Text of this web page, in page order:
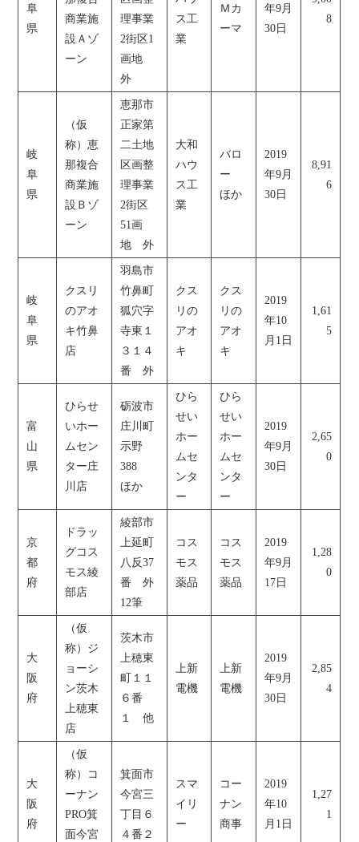
阜
県
商業施
設Ａゾ
ーン
理事業
2街区1
画地
外
ス工
業
Ｍカ
ーマ
年9月
30日
8
岐
阜
県
（仮
称）恵
那複合
商業施
設Ｂゾ
ーン
恵那市
正家第
二土地
区画整
理事業
2街区
51画
地 外
大和
ハウ
ス工
業
バロ
ー
ほか
2019
年9月
30日
8,91
6
岐
阜
県
クスリ
のアオ
キ竹鼻
店
羽島市
竹鼻町
狐穴字
寺東１
３１４
番 外
クス
リの
アオ
キ
クス
リの
アオ
キ
2019
年10
月1日
1,61
5
富
山
県
ひらせ
いホー
ムセン
ター庄
川店
砺波市
庄川町
示野
388
ほか
ひら
せい
ホー
ムセ
ンタ
ー
ひら
せい
ホー
ムセ
ンタ
ー
2019
年9月
30日
2,65
0
京
都
府
ドラッ
グコス
モス綾
部店
綾部市
上延町
八反37
番 外
12筆
コス
モス
薬品
コス
モス
薬品
2019
年9月
17日
1,28
0
大
阪
府
（仮
称）ジ
ョーシ
ン茨木
上穂東
店
茨木市
上穂東
町１１
６番
１ 他
上新
電機
上新
電機
2019
年9月
30日
2,85
4
大
阪
府
（仮
称）コ
ーナン
PRO箕
面今宮
箕面市
今宮三
丁目６
４番２
スマ
イリ
ー
コー
ナン
商事
2019
年10
月1日
1,27
1